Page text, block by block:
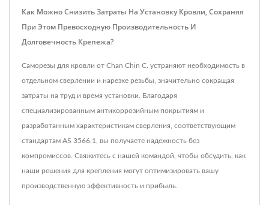
Как Можно Снизить Затраты На Установку Кровли, Сохраняя
При Этом Превосходную Производительность И
Долговечность Крепежа?
Саморезы для кровли от Chan Chin C. устраняют необходимость в
отдельном сверлении и нарезке резьбы, значительно сокращая
затраты на труд и время установки. Благодаря
специализированным антикоррозийным покрытиям и
разработанным характеристикам сверления, соответствующим
стандартам AS 3566.1, вы получаете надежность без
компромиссов. Свяжитесь с нашей командой, чтобы обсудить, как
наши решения для крепления могут оптимизировать вашу
производственную эффективность и прибыль.